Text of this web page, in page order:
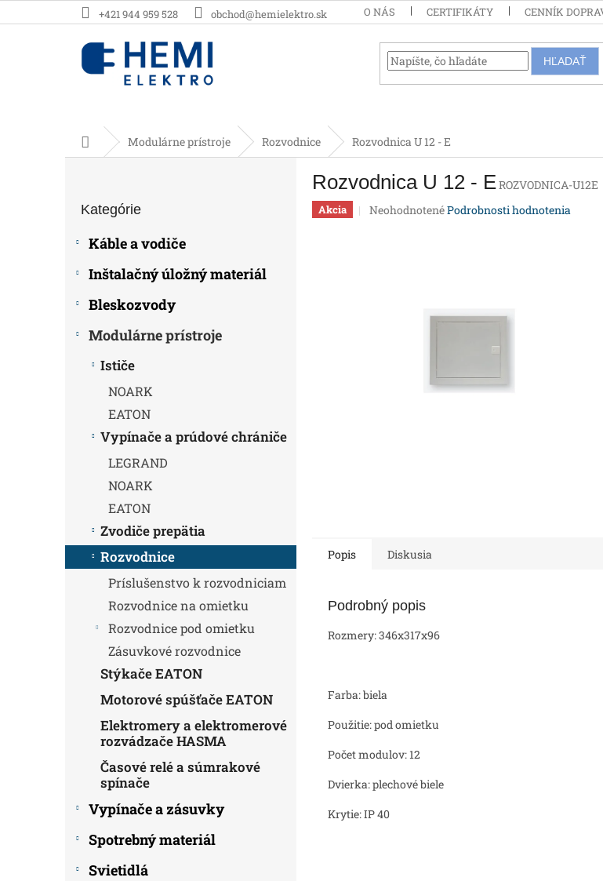
na
+421 944 959 528 obchod@hemielektro.sk O NÁS CERTIFIKÁTY CENNÍK
HĽADAŤ
DomovModulárne prístroje Rozvodnice Rozvodnica U 12 - E
kategórie
Kategórie
Káble a vodiče
Inštalačný úložný materiál
Bleskozvody
Modulárne prístroje
Ističe
NOARK
EATON
Vypínače a prúdové chrániče
LEGRAND
NOARK
EATON
Zvodiče prepätia
Rozvodnice
Príslušenstvo k rozvodniciam
Rozvodnice na omietku
Rozvodnice pod omietku
Zásuvkové rozvodnice
Stýkače EATON
Motorové spúšťače EATON
Elektromery a elektromerové
rozvádzače HASMA
Časové relé a súmrakové
spínače
Vypínače a zásuvky
Spotrebný materiál
Svietidlá
Rozvodnica U 12 - EROZVODNICA-U12E
Akcia
Priemerné
NeohodnotenéPodrobnosti hodnotenia
Popis Diskusia
Podrobný popis
Rozmery: 346x317x96
Farba: biela
Použitie: pod omietku
Počet modulov: 12
Dvierka: plechové biele
Krytie: IP 40